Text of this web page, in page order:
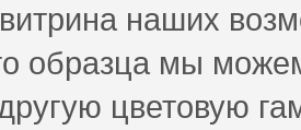
наших
образца мы
цветовую